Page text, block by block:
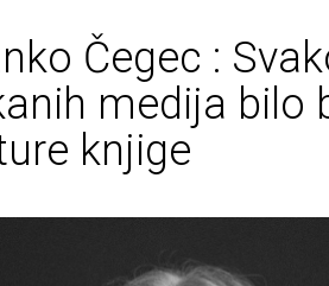
Čegec :
medija bilo
knjige